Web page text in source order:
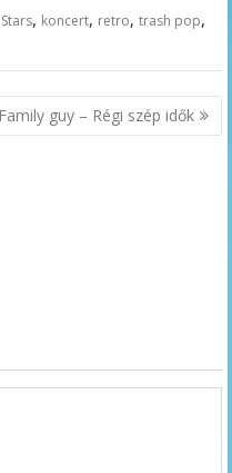
, koncert, retro,trash pop,
Family guy – Régi szép idők